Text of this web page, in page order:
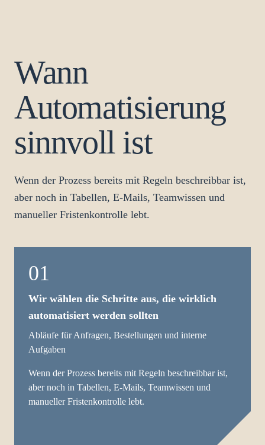
Wann
Automatisierung
sinnvoll ist
Wenn der Prozess bereits mit Regeln beschreibbar ist,
aber noch in Tabellen, E-Mails, Teamwissen und
manueller Fristenkontrolle lebt.
01
Wir wählen die Schritte aus, die wirklich
automatisiert werden sollten
Abläufe für Anfragen, Bestellungen und interne
Aufgaben
Wenn der Prozess bereits mit Regeln beschreibbar ist,
aber noch in Tabellen, E-Mails, Teamwissen und
manueller Fristenkontrolle lebt.